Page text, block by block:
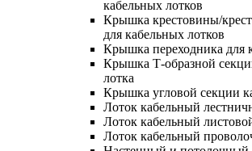
кабельных лотков
Крышка крестовины/
для кабельных лотков
Крышка переходника для
Крышка Т-образной
лотка
Крышка угловой секции
Лоток кабельный
Лоток кабельный
Лоток кабельный